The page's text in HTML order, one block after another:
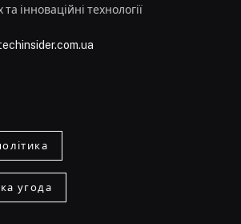
інноваційні технології
угода